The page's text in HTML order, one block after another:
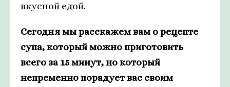
вкусной едой.
Сегодня мы расскажем вам о рецепте
супа, который можно приготовить
всего за 15 минут, но который
непременно порадует вас своим